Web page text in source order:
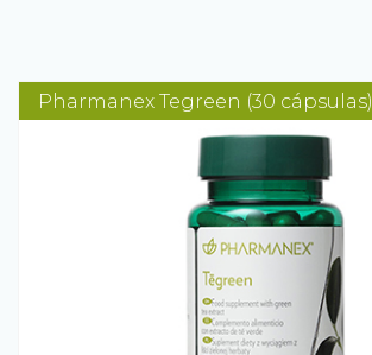
Pharmanex Tegreen (30 cápsulas)